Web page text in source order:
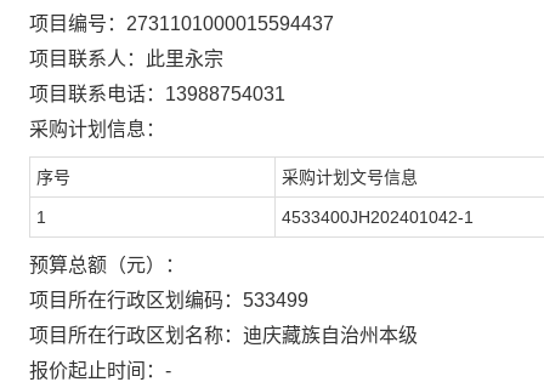
项目编号： 2731101000015594437
项目联系人：
此里永宗
项目联系电话： 13988754031
采购计划信息：
序号 采购计划文号信息
1 4533400JH202401042-1
预算总额（元）：
项目所在行政区划编码： 533499
项目所在行政区划名称： 迪庆藏族自治州本级
报价起止时间：-